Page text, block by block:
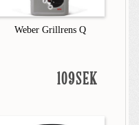
Weber Grillrens Q
109SEK